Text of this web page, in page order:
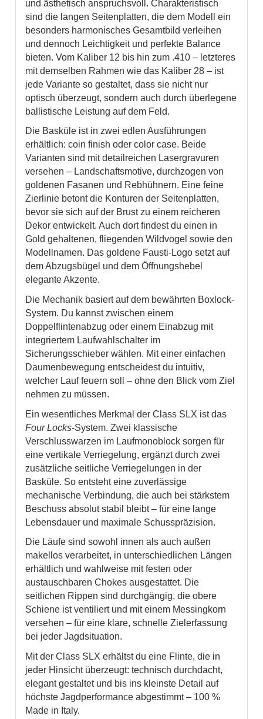
und ästhetisch anspruchsvoll. Charakteristisch
sind die langen Seitenplatten, die dem Modell ein
besonders harmonisches Gesamtbild verleihen
und dennoch Leichtigkeit und perfekte Balance
bieten. Vom Kaliber 12 bis hin zum .410 – letzteres
mit demselben Rahmen wie das Kaliber 28 – ist
jede Variante so gestaltet, dass sie nicht nur
optisch überzeugt, sondern auch durch überlegene
ballistische Leistung auf dem Feld.
Die Basküle ist in zwei edlen Ausführungen
erhältlich: coin finish oder color case. Beide
Varianten sind mit detailreichen Lasergravuren
versehen – Landschaftsmotive, durchzogen von
goldenen Fasanen und Rebhühnern. Eine feine
Zierlinie betont die Konturen der Seitenplatten,
bevor sie sich auf der Brust zu einem reicheren
Dekor entwickelt. Auch dort findest du einen in
Gold gehaltenen, fliegenden Wildvogel sowie den
Modellnamen. Das goldene Fausti-Logo setzt auf
dem Abzugsbügel und dem Öffnungshebel
elegante Akzente.
Die Mechanik basiert auf dem bewährten Boxlock-
System. Du kannst zwischen einem
Doppelflintenabzug oder einem Einabzug mit
integriertem Laufwahlschalter im
Sicherungsschieber wählen. Mit einer einfachen
Daumenbewegung entscheidest du intuitiv,
welcher Lauf feuern soll – ohne den Blick vom Ziel
nehmen zu müssen.
Ein wesentliches Merkmal der Class SLX ist das
Four Locks-System. Zwei klassische
Verschlusswarzen im Laufmonoblock sorgen für
eine vertikale Verriegelung, ergänzt durch zwei
zusätzliche seitliche Verriegelungen in der
Basküle. So entsteht eine zuverlässige
mechanische Verbindung, die auch bei stärkstem
Beschuss absolut stabil bleibt – für eine lange
Lebensdauer und maximale Schusspräzision.
Die Läufe sind sowohl innen als auch außen
makellos verarbeitet, in unterschiedlichen Längen
erhältlich und wahlweise mit festen oder
austauschbaren Chokes ausgestattet. Die
seitlichen Rippen sind durchgängig, die obere
Schiene ist ventiliert und mit einem Messingkorn
versehen – für eine klare, schnelle Zielerfassung
bei jeder Jagdsituation.
Mit der Class SLX erhältst du eine Flinte, die in
jeder Hinsicht überzeugt: technisch durchdacht,
elegant gestaltet und bis ins kleinste Detail auf
höchste Jagdperformance abgestimmt – 100 %
Made in Italy.